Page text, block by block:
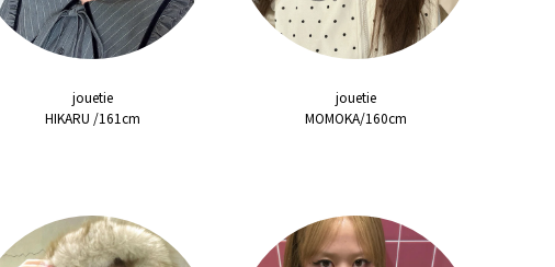
jouetie
HIKARU /161cm
jouetie
MOMOKA/160cm